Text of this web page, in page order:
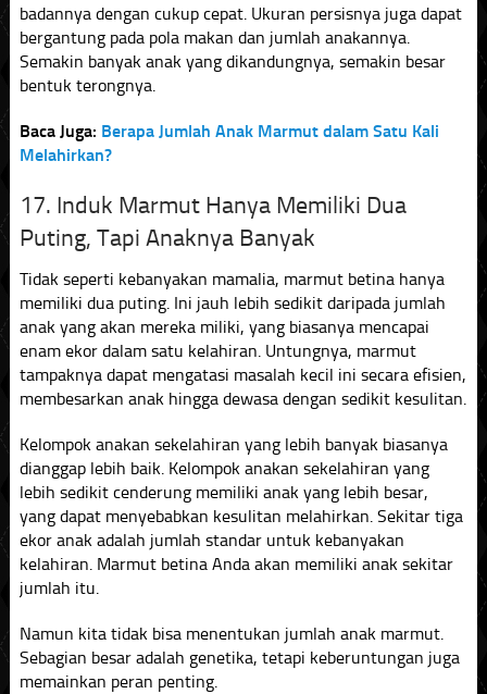
badannya dengan cukup cepat. Ukuran persisnya juga dapat
bergantung pada pola makan dan jumlah anakannya.
Semakin banyak anak yang dikandungnya, semakin besar
bentuk terongnya.
Baca Juga: Berapa Jumlah Anak Marmut dalam Satu Kali
Melahirkan?
17. Induk Marmut Hanya Memiliki Dua
Puting, Tapi Anaknya Banyak
Tidak seperti kebanyakan mamalia, marmut betina hanya
memiliki dua puting. Ini jauh lebih sedikit daripada jumlah
anak yang akan mereka miliki, yang biasanya mencapai
enam ekor dalam satu kelahiran. Untungnya, marmut
tampaknya dapat mengatasi masalah kecil ini secara efisien,
membesarkan anak hingga dewasa dengan sedikit kesulitan.
Kelompok anakan sekelahiran yang lebih banyak biasanya
dianggap lebih baik. Kelompok anakan sekelahiran yang
lebih sedikit cenderung memiliki anak yang lebih besar,
yang dapat menyebabkan kesulitan melahirkan. Sekitar tiga
ekor anak adalah jumlah standar untuk kebanyakan
kelahiran. Marmut betina Anda akan memiliki anak sekitar
jumlah itu.
Namun kita tidak bisa menentukan jumlah anak marmut.
Sebagian besar adalah genetika, tetapi keberuntungan juga
memainkan peran penting.